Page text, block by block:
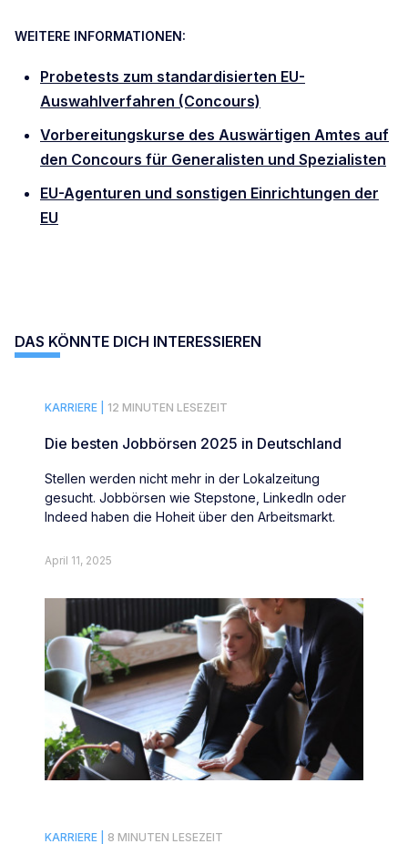
WEITERE INFORMATIONEN:
Probetests zum standardisierten EU-
Auswahlverfahren (Concours)
Vorbereitungskurse des Auswärtigen Amtes auf
den Concours für Generalisten und Spezialisten
EU-Agenturen und sonstigen Einrichtungen der
EU
DAS KÖNNTE DICH INTERESSIEREN
KARRIERE | 12 MINUTEN LESEZEIT
Die besten Jobbörsen 2025 in Deutschland
Stellen werden nicht mehr in der Lokalzeitung
gesucht. Jobbörsen wie Stepstone, LinkedIn oder
Indeed haben die Hoheit über den Arbeitsmarkt.
April 11, 2025
KARRIERE | 8 MINUTEN LESEZEIT